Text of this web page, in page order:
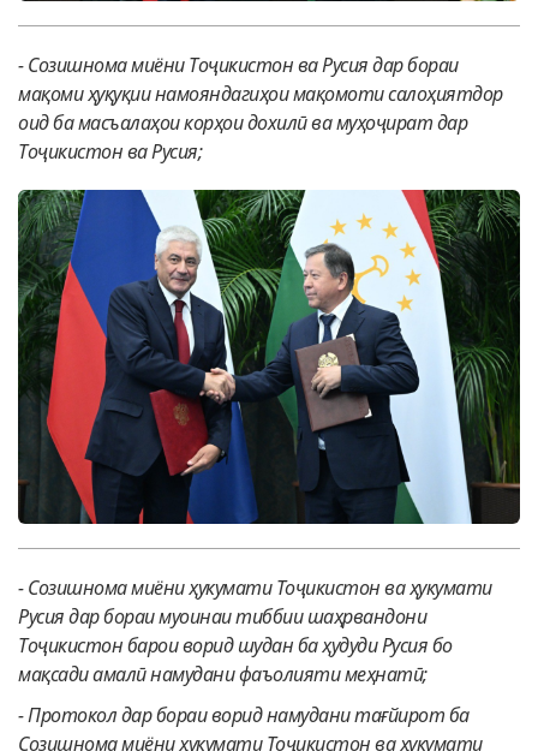
-Созишнома миёни Тоҷикистон ва Русия дар бораи
мақоми ҳуқуқии намояндагиҳои мақомоти салоҳиятдор
оид ба масъалаҳои корҳои дохилӣ ва муҳоҷират дар
Тоҷикистон ва Русия;
-Созишнома миёни ҳукумати Тоҷикистон ва ҳукумати
Русия дар бораи муоинаи тиббии шаҳрвандони
Тоҷикистон барои ворид шудан ба ҳудуди Русия бо
мақсади амалӣ намудани фаъолияти меҳнатӣ;
-Протокол дар бораи ворид намудани тағйирот ба
Созишнома миёни ҳукумати Тоҷикистон ва ҳукумати